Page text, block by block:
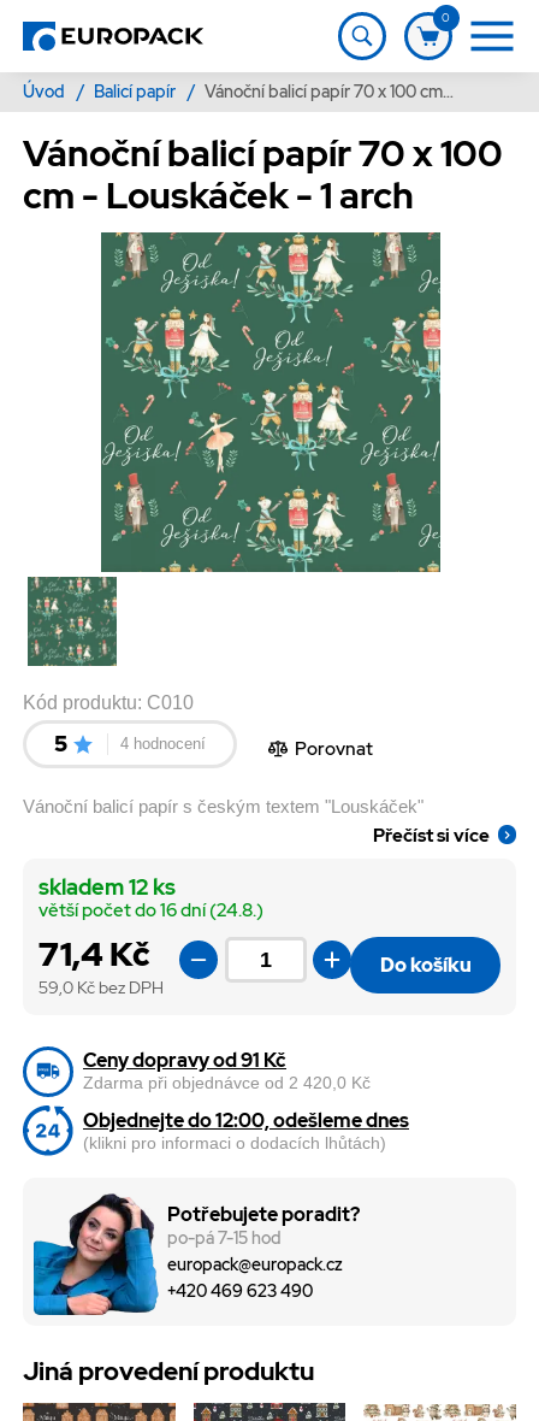
0
Úvod / Balicí papír / Vánoční balicí papír 70 x 100 cm - Louskáček - 1 arch
Vánoční balicí papír 70 x 100
cm - Louskáček - 1 arch
Kód produktu: C010
5 4 hodnocení Porovnat
Vánoční balicí papír s českým textem "Louskáček"
Přečíst si více
71,4 Kč
59,0 Kč bez DPH
skladem 12 ks
větší počet do 16 dní (24.8.)
Do košíku
Ceny dopravy od 91 Kč
Zdarma při objednávce od 2 420,0 Kč
Objednejte do 12:00, odešleme dnes
(klikni pro informaci o dodacích lhůtách)
Potřebujete poradit?
po-pá 7-15 hod
europack@europack.cz
+420 469 623 490
Jiná provedení produktu